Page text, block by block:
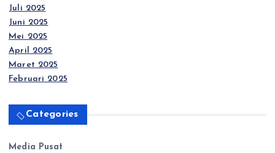
Juli 2025
Juni 2025
Mei 2025
April 2025
Maret 2025
Februari 2025
Categories
Media Pusat